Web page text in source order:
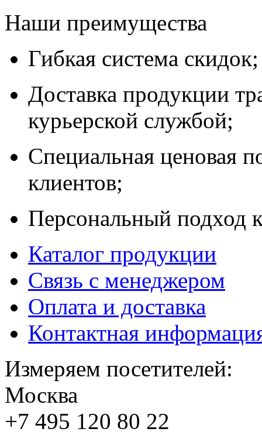
Наши преимущества
Гибкая система скидок;
Доставка продукции
курьерской службой;
Специальная ценовая
клиентов;
Персональный подход
Каталог продукции
Связь с менеджером
Оплата и доставка
Контактная
Измеряем посетителей:
Москва
+7 495 120 80 22